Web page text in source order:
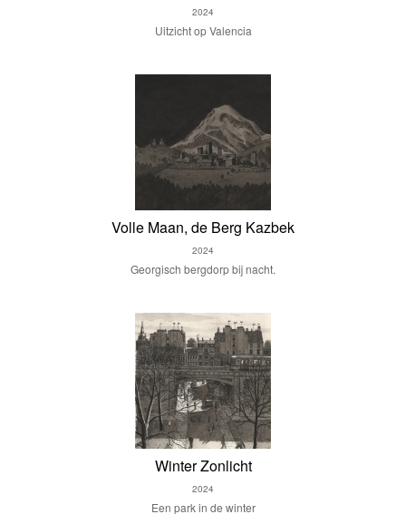
2024
Uitzicht op Valencia
Volle Maan, de Berg Kazbek
2024
Georgisch bergdorp bij nacht.
Winter Zonlicht
2024
Een park in de winter